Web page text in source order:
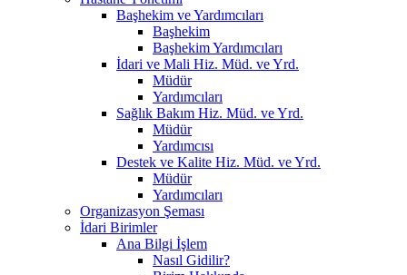
Başhekim ve Yardımcıları
Başhekim
Başhekim Yardımcıları
İdari ve Mali Hiz. Müd. ve Yrd.
Müdür
Yardımcıları
Sağlık Bakım Hiz. Müd. ve Yrd.
Müdür
Yardımcısı
Destek ve Kalite Hiz. Müd. ve Yrd.
Müdür
Yardımcıları
Organizasyon Şeması
İdari Birimler
Ana Bilgi İşlem
Nasıl Gidilir?